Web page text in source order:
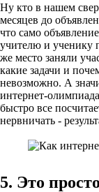
Ну кто в нашем
месяцев до
что само
учителю и ученику
же место заняли
какие задачи и
невозможно. А
интернет-
быстро все
нервничать -
5. Это